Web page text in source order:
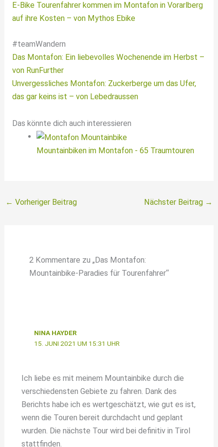
E-Bike Tourenfahrer kommen im Montafon in Vorarlberg
auf ihre Kosten – von Mythos Ebike
#teamWandern
Das Montafon: Ein liebevolles Wochenende im Herbst –
von RunFurther
Unvergessliches Montafon: Zuckerberge um das Ufer,
das gar keins ist – von Lebedraussen
Das könnte dich auch interessieren
Mountainbiken im Montafon - 65 Traumtouren
← Vorheriger Beitrag Nächster Beitrag →
2 Kommentare zu „Das Montafon:
Mountainbike-Paradies für Tourenfahrer“
NINA HAYDER
15. JUNI 2021 UM 15:31 UHR
Ich liebe es mit meinem Mountainbike durch die
verschiedensten Gebiete zu fahren. Dank des
Berichts habe ich es wertgeschätzt, wie gut es ist,
wenn die Touren bereit durchdacht und geplant
wurden. Die nächste Tour wird bei definitiv in Tirol
stattfinden.